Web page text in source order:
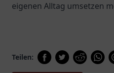
eigenen Alltag umsetzen
Teilen: